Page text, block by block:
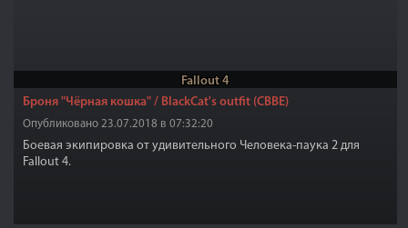
Fallout 4
Броня "Чёрная кошка" / BlackCat's outfit (CBBE)
Опубликовано 23.07.2018 в 07:32:20
Боевая экипировка от удивительного Человека-паука 2 для
Fallout 4.